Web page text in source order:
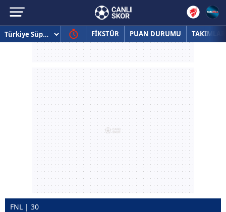
FİKSTÜR PUAN DURUMU TAKIMLAR
FNL | 30